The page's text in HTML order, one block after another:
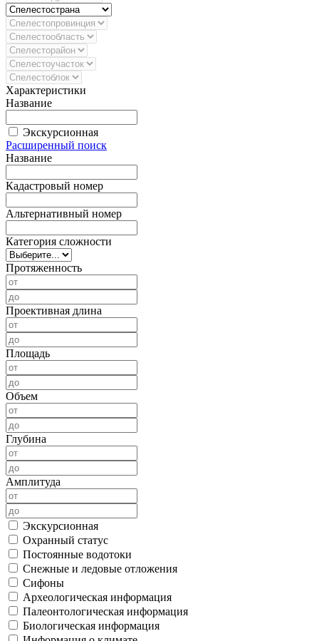
Характеристики
Название
Экскурсионная
Расширенный поиск
Название
Кадастровый номер
Альтернативный номер
Категория сложности
Протяженность
Проективная длина
Площадь
Объем
Глубина
Амплитуда
Экскурсионная
Охранный статус
Постоянные водотоки
Снежные и ледовые отложения
Сифоны
Археологическая информация
Палеонтологическая информация
Биологическая информация